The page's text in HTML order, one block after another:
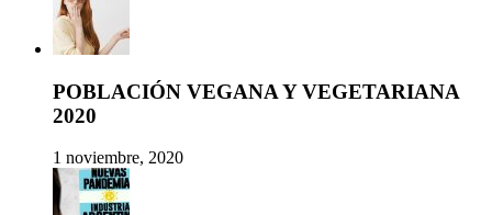
POBLACIÓN VEGANA Y VEGETARIANA
2020
1 noviembre, 2020